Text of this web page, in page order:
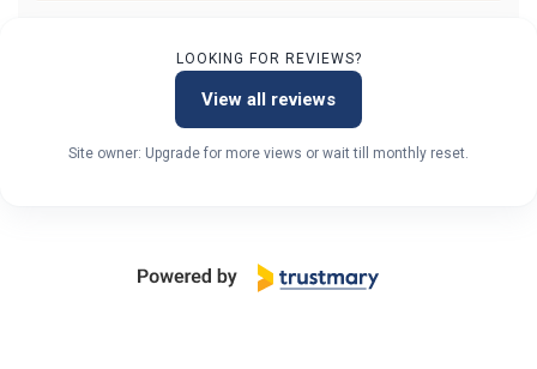
LOOKING FOR REVIEWS?
View all reviews
Site owner: Upgrade for more views or wait till monthly reset.